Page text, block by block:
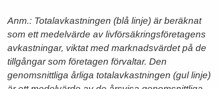
Anm.: Totalavkastningen (blå linje) är beräknat
som ett medelvärde av livförsäkringsföretagens
avkastningar, viktat med marknadsvärdet på de
tillgångar som företagen förvaltar. Den
genomsnittliga årliga totalavkastningen (gul linje)